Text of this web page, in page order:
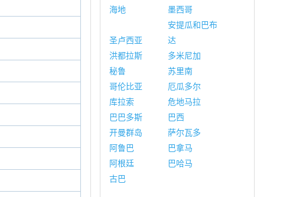
海地
墨西哥
圣卢西亚
安提瓜和巴布
达
洪都拉斯
多米尼加
秘鲁
苏里南
哥伦比亚
厄瓜多尔
库拉索
危地马拉
巴巴多斯
巴西
开曼群岛
萨尔瓦多
阿鲁巴
巴拿马
阿根廷
巴哈马
古巴